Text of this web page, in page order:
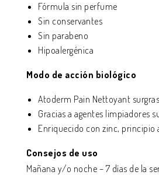
Fórmula sin perfume
Sin conservantes
Sin parabeno
Hipoalergénica
Modo de acción biológico
Atoderm Pain Nettoyant
Gracias a agentes limpiadores
Enriquecido con zinc, principio
Consejos de uso
Mañana y/o noche – 7 días de la